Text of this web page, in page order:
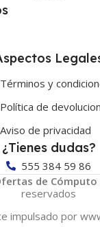
Términos y
Política de
Aviso de privacidad
¿Tienes dudas?
555 384 59 86
de Cómputo
reservados
impulsado por